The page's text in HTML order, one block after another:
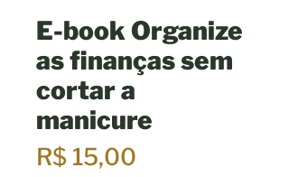
E-book Organize
as finanças sem
cortar a
manicure
R$ 15,00